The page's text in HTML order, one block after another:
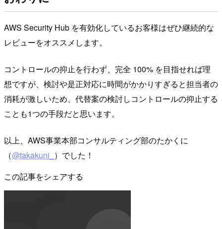
AWS Security Hub を有効化しているお客様はぜひ継続的な
レビューをオススメします。
コントロールの抑止を行わず、完全 100% を目指せれば理
想ですが、検討や是正対応に時間がかかりすぎると担当者の
消耗が激しいため、代替案の検討しコントロールの抑止する
ことも1つの手段だと思います。
以上、AWS事業本部コンサルティング部のたかくに
（@takakuni_ ）でした！
この記事をシェアする